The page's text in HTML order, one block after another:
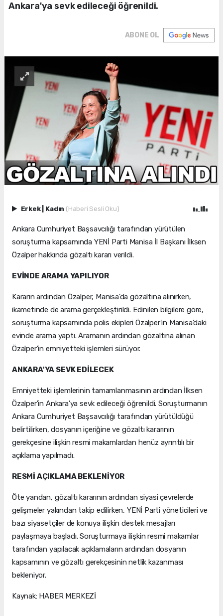
Ankara'ya sevk edileceği öğrenildi.
ABONE OL
Erkek Kadın (Haberi Sesli Oku)
Ankara Cumhuriyet Başsavcılığı tarafından yürütülen
soruşturma kapsamında YENİ Parti Manisa İl Başkanı İlksen
Özalper hakkında gözaltı kararı verildi.
EVİNDE ARAMA YAPILIYOR
Kararın ardından Özalper, Manisa'da gözaltına alınırken,
ikametinde de arama gerçekleştirildi. Edinilen bilgilere göre,
soruşturma kapsamında polis ekipleri Özalper'in Manisa'daki
evinde arama yaptı. Aramanın ardından gözaltına alınan
Özalper'in emniyetteki işlemleri sürüyor.
ANKARA'YA SEVK EDİLECEK
Emniyetteki işlemlerinin tamamlanmasının ardından İlksen
Özalper'in Ankara'ya sevk edileceği öğrenildi. Soruşturmanın
Ankara Cumhuriyet Başsavcılığı tarafından yürütüldüğü
belirtilirken, dosyanın içeriğine ve gözaltı kararının
gerekçesine ilişkin resmi makamlardan henüz ayrıntılı bir
açıklama yapılmadı.
RESMİ AÇIKLAMA BEKLENİYOR
Öte yandan, gözaltı kararının ardından siyasi çevrelerde
gelişmeler yakından takip edilirken, YENİ Parti yöneticileri ve
bazı siyasetçiler de konuya ilişkin destek mesajları
paylaşmaya başladı. Soruşturmaya ilişkin resmi makamlar
tarafından yapılacak açıklamaların ardından dosyanın
kapsamının ve gözaltı gerekçesinin netlik kazanması
bekleniyor.
Kaynak: HABER MERKEZİ